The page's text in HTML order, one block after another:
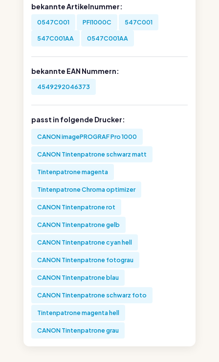
bekannte Artikelnummer:
0547C001 PFI1000C 547C001
547C001AA 0547C001AA
bekannte EAN Nummern:
4549292046373
passt in folgende Drucker:
CANON imagePROGRAF Pro 1000
CANON Tintenpatrone schwarz matt
Tintenpatrone magenta
Tintenpatrone Chroma optimizer
CANON Tintenpatrone rot
CANON Tintenpatrone gelb
CANON Tintenpatrone cyan hell
CANON Tintenpatrone fotograu
CANON Tintenpatrone blau
CANON Tintenpatrone schwarz foto
Tintenpatrone magenta hell
CANON Tintenpatrone grau